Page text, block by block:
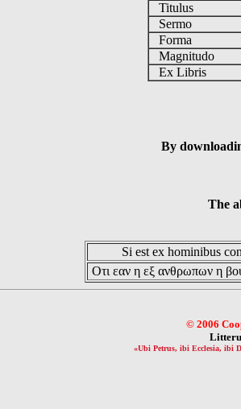
Titulus
Sermo
Forma
Magnitudo
Ex Libris
By
The
Si est ex hominibus
Οτι εαν η εξ ανθρωπων η
© 2006
«Ubi Petrus, ibi Ecclesia, ibi